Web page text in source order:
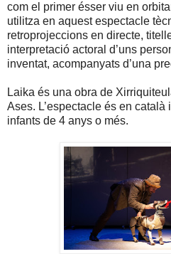
com el primer ésser viu en
utilitza en aquest espectacle
retroprojeccions en directe,
interpretació actoral d’uns
inventat, acompanyats d’una
Laika és una obra de
Ases. L’espectacle és en català
infants de 4 anys o més.